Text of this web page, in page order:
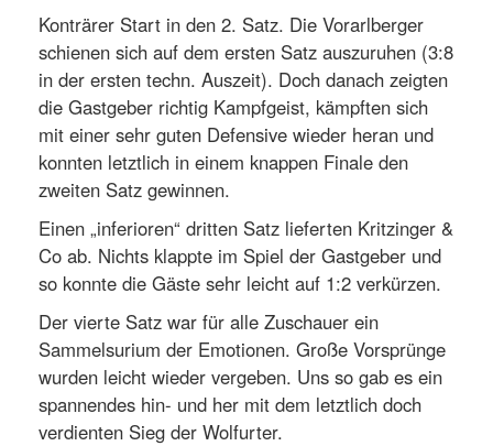
Konträrer Start in den 2. Satz. Die Vorarlberger
schienen sich auf dem ersten Satz auszuruhen (3:8
in der ersten techn. Auszeit). Doch danach zeigten
die Gastgeber richtig Kampfgeist, kämpften sich
mit einer sehr guten Defensive wieder heran und
konnten letztlich in einem knappen Finale den
zweiten Satz gewinnen.
Einen „inferioren“ dritten Satz lieferten Kritzinger &
Co ab. Nichts klappte im Spiel der Gastgeber und
so konnte die Gäste sehr leicht auf 1:2 verkürzen.
Der vierte Satz war für alle Zuschauer ein
Sammelsurium der Emotionen. Große Vorsprünge
wurden leicht wieder vergeben. Uns so gab es ein
spannendes hin- und her mit dem letztlich doch
verdienten Sieg der Wolfurter.